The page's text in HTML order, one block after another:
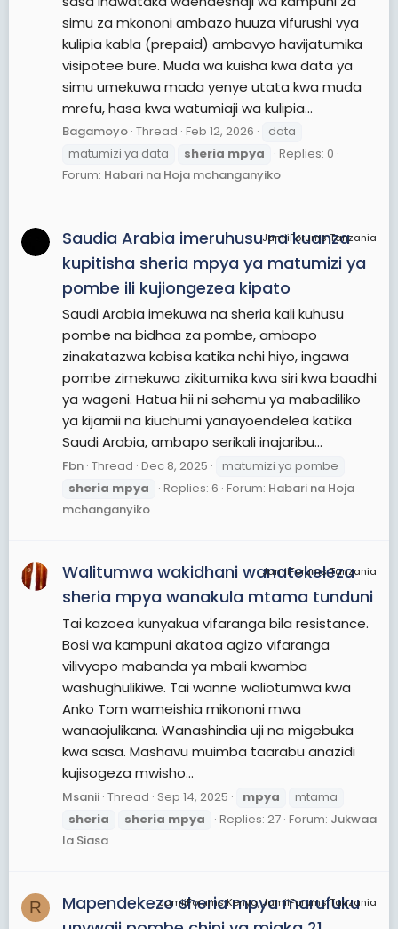
simu za mkononi ambazo huuza vifurushi vya
kulipia kabla (prepaid) ambavyo havijatumika
visipotee bure. Muda wa kuisha kwa data ya
simu umekuwa mada yenye utata kwa muda
mrefu, hasa kwa watumiaji wa kulipia...
Bagamoyo Thread Feb 12, 2026
data
matumizi ya data
sheria mpya
Replies: 0
Forum: Habari na Hoja mchanganyiko
JamiiForums Tanzania
Saudia Arabia imeruhusu na kuanza
kupitisha sheria mpya ya matumizi ya
pombe ili kujiongezea kipato
Saudi Arabia imekuwa na sheria kali kuhusu
pombe na bidhaa za pombe, ambapo
zinakatazwa kabisa katika nchi hiyo, ingawa
pombe zimekuwa zikitumika kwa siri kwa baadhi
ya wageni. Hatua hii ni sehemu ya mabadiliko
ya kijamii na kiuchumi yanayoendelea katika
Saudi Arabia, ambapo serikali inajaribu...
Fbn Thread Dec 8, 2025
matumizi ya pombe
sheria mpya Replies: 6 Forum: Habari na Hoja
mchanganyiko
JamiiForums Tanzania
Walitumwa wakidhani wanatekeleza
sheria mpya wanakula mtama tunduni
Tai kazoea kunyakua vifaranga bila resistance.
Bosi wa kampuni akatoa agizo vifaranga
vilivyopo mabanda ya mbali kwamba
washughulikiwe. Tai wanne waliotumwa kwa
Anko Tom wameishia mikononi mwa
wanaojulikana. Wanashindia uji na migebuka
kwa sasa. Mashavu muimba taarabu anazidi
kujisogeza mwisho...
Msanii Thread Sep 14, 2025 mpya
mtama
sheria
sheria mpya Replies: 27 Forum: Jukwaa
la Siasa
R JamiiForums Kenya, JamiiForums Tanzania
Mapendekezo sheria mpya marufuku